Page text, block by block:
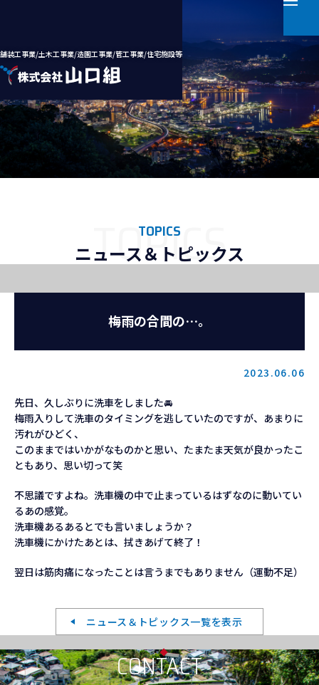
舗装工事業/土木工事業/造園工事業/管工事業/住宅施設等
ホーム
会社案内
採用情報
TOPICS
ニュース＆トピックス
梅雨の合間の…。
2023.06.06
先日、久しぶりに洗車をしました🚘
梅雨入りして洗車のタイミングを逃していたのですが、あまりに
汚れがひどく、
このままではいかがなものかと思い、たまたま天気が良かったこ
ともあり、思い切って笑
不思議ですよね。洗車機の中で止まっているはずなのに動いてい
るあの感覚。
洗車機あるあるとでも言いましょうか？
洗車機にかけたあとは、拭きあげて終了！
翌日は筋肉痛になったことは言うまでもありません（運動不足）
ニュース＆トピックス一覧を表示
CONTACT